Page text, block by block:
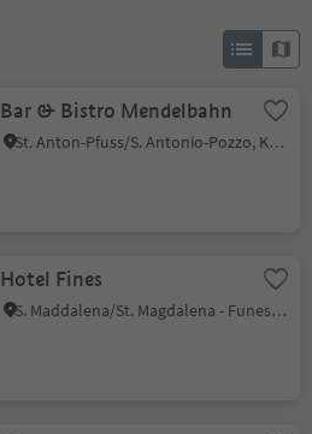
Bar & Bistro Mendelbahn
St. Anton-Pfuss/S. Antonio-Pozzo, Kaltern an der Weinstraße/Caldaro sulla Strada del Vino, Alto Adige Wine Road
Hotel Fines
S. Maddalena/St. Magdalena - Funes/Villnöss, Villnöss/Funes, Dolomites Region Lüsen Villnöss